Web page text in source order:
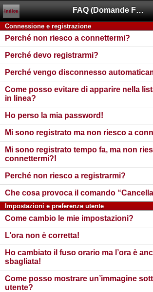
FAQ (Domande Frequenti)
Indice
Connessione e registrazione
Perché non riesco a connettermi?
Perché devo registrarmi?
Perché vengo disconnesso
Come posso evitare di apparire nella
in linea?
Ho perso la mia password!
Mi sono registrato ma non riesco a
Mi sono registrato tempo fa, ma non
connettermi?!
Perché non riesco a registrarmi?
Che cosa provoca il comando
Impostazioni e preferenze utente
Come cambio le mie impostazioni?
L’ora non è corretta!
Ho cambiato il fuso orario ma l’ora è
sbagliata!
Come posso mostrare un’immagine
utente?